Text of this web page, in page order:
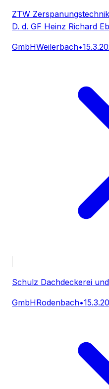
ZTW
D. d. GF Heinz Richard
GmbHWeilerbach•
Schulz Dachdeckerei
GmbHRodenbach•